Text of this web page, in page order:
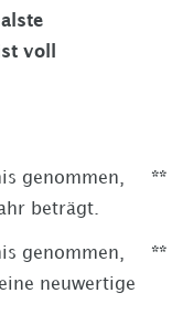
voll
genommen,
beträgt.
**
genommen,
neuwertige
**